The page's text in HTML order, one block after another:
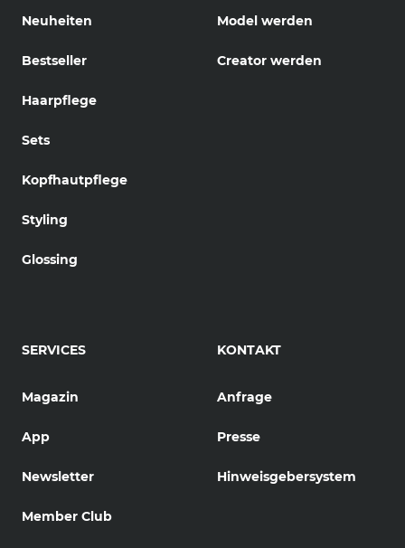
Neuheiten
Bestseller
Haarpflege
Sets
Kopfhautpflege
Styling
Glossing
Model werden
Creator werden
SERVICES
Magazin
App
Newsletter
Member Club
KONTAKT
Anfrage
Presse
Hinweisgebersystem